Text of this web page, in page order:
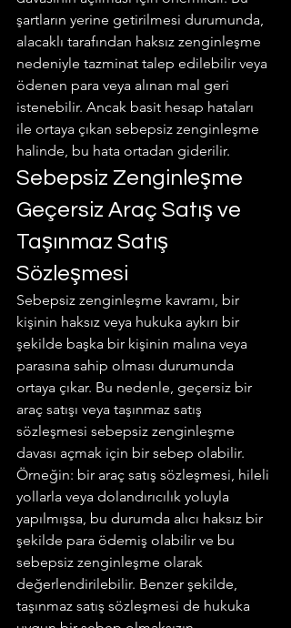
şartların yerine getirilmesi durumunda,
alacaklı tarafından haksız zenginleşme
nedeniyle tazminat talep edilebilir veya
ödenen para veya alınan mal geri
istenebilir. Ancak basit hesap hataları
ile ortaya çıkan sebepsiz zenginleşme
halinde, bu hata ortadan giderilir.
Sebepsiz Zenginleşme
Geçersiz Araç Satış ve
Taşınmaz Satış
Sözleşmesi
Sebepsiz zenginleşme kavramı, bir
kişinin haksız veya hukuka aykırı bir
şekilde başka bir kişinin malına veya
parasına sahip olması durumunda
ortaya çıkar. Bu nedenle, geçersiz bir
araç satışı veya taşınmaz satış
sözleşmesi sebepsiz zenginleşme
davası açmak için bir sebep olabilir.
Örneğin: bir araç satış sözleşmesi, hileli
yollarla veya dolandırıcılık yoluyla
yapılmışsa, bu durumda alıcı haksız bir
şekilde para ödemiş olabilir ve bu
sebepsiz zenginleşme olarak
değerlendirilebilir. Benzer şekilde,
taşınmaz satış sözleşmesi de hukuka